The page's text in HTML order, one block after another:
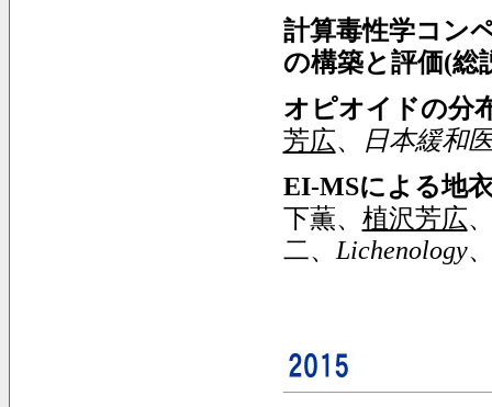
計算毒性学コン
の構築と評価(総
オピオイドの分
芳広、
日本緩和
EI-MSによる地
下薫、 植沢芳広
二、 Lichenology